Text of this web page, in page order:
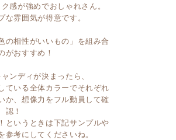
の相性がいいもの」を組み合
ンディが決まったら、
か、想像力をフル動員して確
認！
というときは下記サンプルや
参考にしてくださいね。
引き立ててるサブの主役。